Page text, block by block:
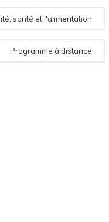
santé et l'alimentation
Programme à distance